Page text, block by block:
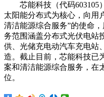
芯能科技（代码603105
太阳能分布式为核心，向用
清洁能源综合服务”的使命
务范围涵盖分布式光伏电站
供、光储充电动汽车充电站
造。截止目前，芯能科技已
案和清洁能源综合服务，在
位。